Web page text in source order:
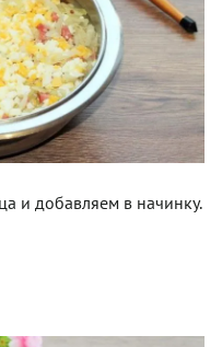
и добавляем в начинку.